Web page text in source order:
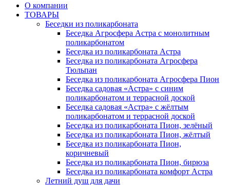
О компании
ТОВАРЫ
Беседки из поликарбоната
Беседка Агросфера Астра с монолитным
поликарбонатом
Беседка из поликарбоната Астра
Беседка из поликарбоната Агросфера
Тюльпан
Беседка из поликарбоната Агросфера Пион
Беседка садовая «Астра» с синим
поликарбонатом и террасной доской
Беседка садовая «Астра» с жёлтым
поликарбонатом и террасной доской
Беседка из поликарбоната Пион, зелёный
Беседка из поликарбоната Пион, жёлтый
Беседка из поликарбоната Пион,
коричневый
Беседка из поликарбоната Пион, бирюза
Беседка из поликарбоната комфорт Астра
Летний душ для дачи